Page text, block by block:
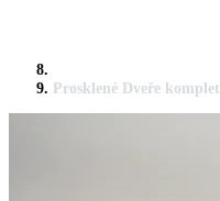
Prosklené Dveře komplet